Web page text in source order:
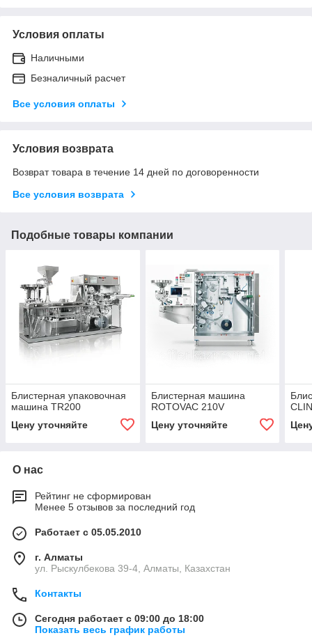
Условия оплаты
Наличными
Безналичный расчет
Все условия оплаты
Условия возврата
Возврат товара в течение 14 дней по договоренности
Все условия возврата
Подобные товары компании
Блистерная упаковочная
машина TR200
Цену уточняйте
Блистерная машина
ROTOVAC 210V
Цену уточняйте
О нас
Рейтинг не сформирован
Менее 5 отзывов за последний год
Работает с 05.05.2010
г. Алматы
ул. Рыскулбекова 39-4, Алматы, Казахстан
Контакты
Сегодня работает с 09:00 до 18:00
Показать весь график работы